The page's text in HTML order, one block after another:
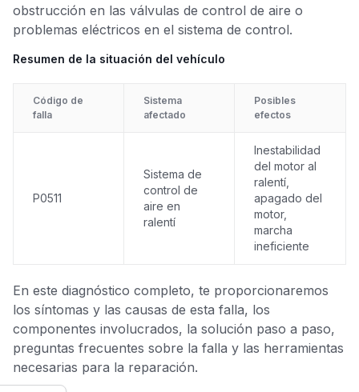
obstrucción en las válvulas de control de aire o
problemas eléctricos en el sistema de control.
Resumen de la situación del vehículo
Código de
falla
Sistema
afectado
Posibles
efectos
P0511
Sistema de
control de
aire en
ralentí
Inestabilidad
del motor al
ralentí,
apagado del
motor,
marcha
ineficiente
En este diagnóstico completo, te proporcionaremos
los síntomas y las causas de esta falla, los
componentes involucrados, la solución paso a paso,
preguntas frecuentes sobre la falla y las herramientas
necesarias para la reparación.